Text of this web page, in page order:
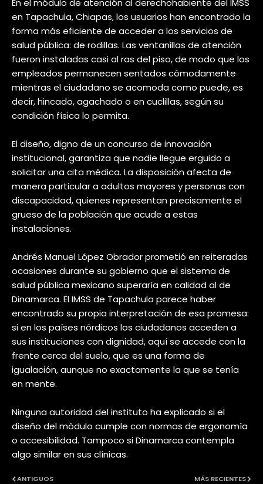
En el módulo de atención al derechohabiente del IMSS
en Tapachula, Chiapas, los usuarios han encontrado la
forma más eficiente de acceder a los servicios de
salud pública: de rodillas. Las ventanillas de atención
fueron instaladas casi al ras del piso, de modo que los
empleados permanecen sentados cómodamente
mientras el ciudadano se acomoda como puede, es
decir, hincado, agachado o en cuclillas, según su
condición física lo permita.
El diseño, digno de un concurso de innovación
institucional, garantiza que nadie llegue erguido a
solicitar una cita médica. La disposición afecta de
manera particular a adultos mayores y personas con
discapacidad, quienes representan precisamente el
grueso de la población que acude a estas
instalaciones.
Andrés Manuel López Obrador prometió en reiteradas
ocasiones durante su gobierno que el sistema de
salud pública mexicano superaría en calidad al de
Dinamarca. El IMSS de Tapachula parece haber
encontrado su propia interpretación de esa promesa:
si en los países nórdicos los ciudadanos acceden a
sus instituciones con dignidad, aquí se accede con la
frente cerca del suelo, que es una forma de
igualación, aunque no exactamente la que se tenía
en mente.
Ninguna autoridad del instituto ha explicado si el
diseño del módulo cumple con normas de ergonomía
o accesibilidad. Tampoco si Dinamarca contempla
algo similar en sus clínicas.
MÁS RECIENTES
ANTIGUOS